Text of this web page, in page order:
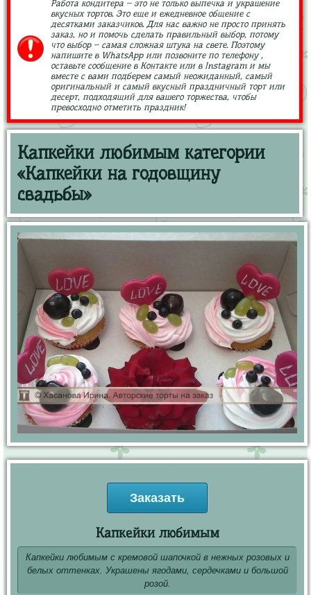
Работа кондитера – это не только выпечка и украшение
вкусных тортов. Это еще и ежедневное общение с
десятками заказчиков. Для нас важно не просто принять
заказ, но и помочь сделать правильный выбор, потому
что выбор – самая сложная штука на свете. Поэтому
напишите в WhatsApp или позвоните по телефону ,
оставьте сообщение в Контакте или в Instagram и мы
вместе с вами подберем самый неожиданный, самый
оригинальный и самый вкусный праздничный торт или
десерт, подходящий для вашего торжества, чтобы
превосходно отметить праздник!
Капкейки любимым категории
«Капкейки на годовщину
свадьбы»
Заказать
Капкейки любимым
Капкейки любимым с кремовой шапочкой в нежных розовых и
белых оттенках. Украшены ягодами, сердечками и большой
розой.